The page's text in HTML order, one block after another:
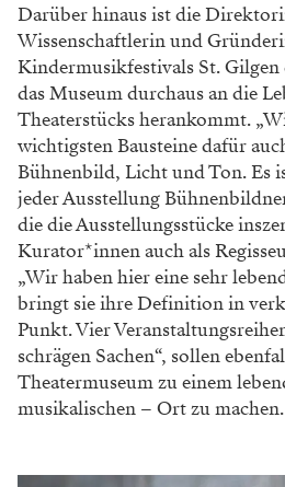
Darüber hinaus ist die
Wissenschaftlerin und
Kindermusikfestivals St. Gilgen
das Museum durchaus an die
Theaterstücks herankommt.
wichtigsten Bausteine dafür
Bühnenbild, Licht und Ton. Es
jeder Ausstellung
die die Ausstellungsstücke
Kurator*innen auch als
„Wir haben hier eine sehr
bringt sie ihre Definition in
Punkt. Vier
schrägen Sachen“, sollen
Theatermuseum zu einem
musikalischen – Ort zu machen.